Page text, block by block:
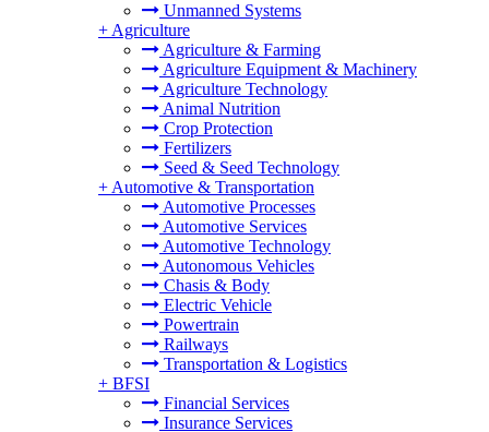
Unmanned Systems
+ Agriculture
Agriculture & Farming
Agriculture Equipment & Machinery
Agriculture Technology
Animal Nutrition
Crop Protection
Fertilizers
Seed & Seed Technology
+ Automotive & Transportation
Automotive Processes
Automotive Services
Automotive Technology
Autonomous Vehicles
Chasis & Body
Electric Vehicle
Powertrain
Railways
Transportation & Logistics
+ BFSI
Financial Services
Insurance Services